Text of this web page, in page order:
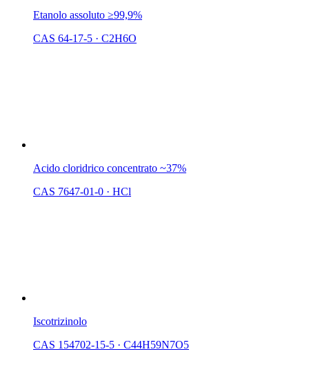
Etanolo assoluto ≥99,9%
CAS 64-17-5 · C2H6O
Acido cloridrico concentrato ~37%
CAS 7647-01-0 · HCl
Iscotrizinolo
CAS 154702-15-5 · C44H59N7O5